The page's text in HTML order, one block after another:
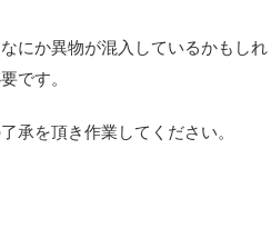
にか異物が混入しているかもしれ
です。
承を頂き作業してください。